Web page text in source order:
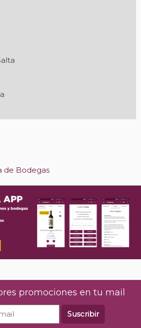
de Bodegas
promociones en tu mail
Suscribir